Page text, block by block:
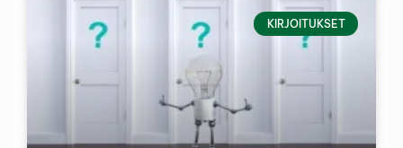
KIRJOITUKSET